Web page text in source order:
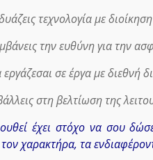
τεχνολογία με
την ευθύνη για την
εργάζεσαι σε έργα με διεθνή
στη βελτίωση της
έχει στόχο να σου
χαρακτήρα, τα